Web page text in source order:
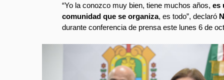
“Yo la conozco muy bien, tiene muchos años, es
comunidad que se organiza, es todo”, declaró
durante conferencia de prensa este lunes 6 de